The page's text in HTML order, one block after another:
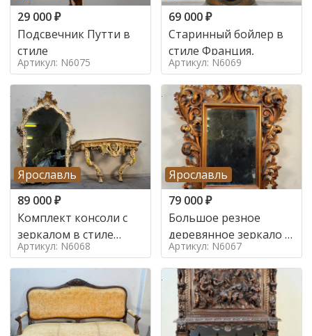
29 000₽
Подсвечник Путти в
стиле
Артикул: N6075
69 000₽
Старинный бойлер в
стиле Франция,
Артикул: N6069
Ярославль
89 000₽
Комплект консоли с
зеркалом в стиле
ренессанс,
Артикул: N6068
Ярославль
79 000₽
Большое резное
деревянное зеркало с
золочением в стиле
Артикул: N6067